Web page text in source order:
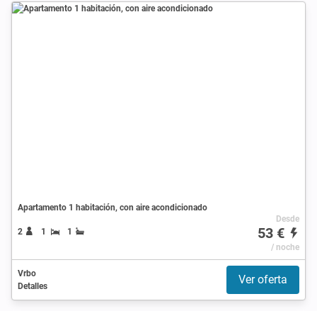
Apartamento 1 habitación, con aire acondicionado
2 1 1
Desde
53 €
/ noche
Vrbo
Detalles
Ver oferta